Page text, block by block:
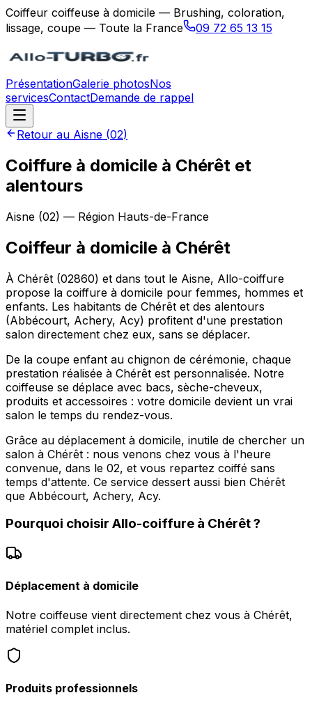
Coiffeur coiffeuse à domicile — Brushing, coloration,
lissage, coupe — Toute la France
09 72 65 13 15
PrésentationGalerie photosNos
servicesContactDemande de rappel
Retour au Aisne (02)
Coiffure à domicile à Chérêt et
alentours
Aisne (02) — Région Hauts-de-France
Coiffeur à domicile à Chérêt
À Chérêt (02860) et dans tout le Aisne, Allo-coiffure
propose la coiffure à domicile pour femmes, hommes et
enfants. Les habitants de Chérêt et des alentours
(Abbécourt, Achery, Acy) profitent d'une prestation
salon directement chez eux, sans se déplacer.
De la coupe enfant au chignon de cérémonie, chaque
prestation réalisée à Chérêt est personnalisée. Notre
coiffeuse se déplace avec bacs, sèche-cheveux,
produits et accessoires : votre domicile devient un vrai
salon le temps du rendez-vous.
Grâce au déplacement à domicile, inutile de chercher un
salon à Chérêt : nous venons chez vous à l'heure
convenue, dans le 02, et vous repartez coiffé sans
temps d'attente. Ce service dessert aussi bien Chérêt
que Abbécourt, Achery, Acy.
Pourquoi choisir Allo-coiffure à Chérêt?
Déplacement à domicile
Notre coiffeuse vient directement chez vous à Chérêt,
matériel complet inclus.
Produits professionnels